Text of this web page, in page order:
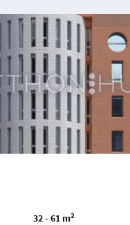
32 - 61 m2